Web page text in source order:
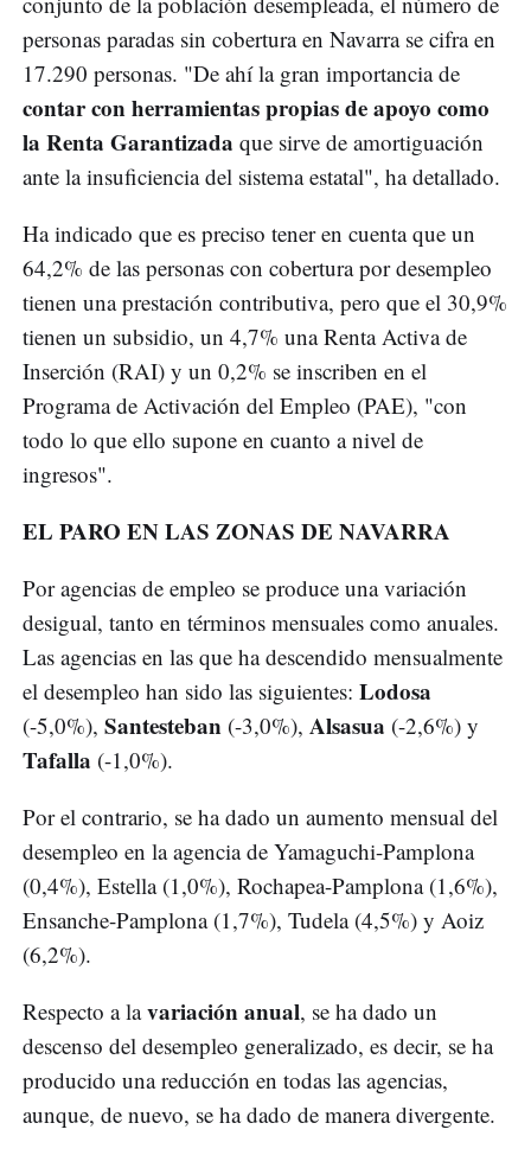
personas paradas sin cobertura en Navarra se cifra en
17.290 personas. "De ahí la gran importancia de
contar con herramientas propias de apoyo como
la Renta Garantizada que sirve de amortiguación
ante la insuficiencia del sistema estatal", ha detallado.
Ha indicado que es preciso tener en cuenta que un
64,2% de las personas con cobertura por desempleo
tienen una prestación contributiva, pero que el 30,9%
tienen un subsidio, un 4,7% una Renta Activa de
Inserción (RAI) y un 0,2% se inscriben en el
Programa de Activación del Empleo (PAE), "con
todo lo que ello supone en cuanto a nivel de
ingresos".
EL PARO EN LAS ZONAS DE NAVARRA
Por agencias de empleo se produce una variación
desigual, tanto en términos mensuales como anuales.
Las agencias en las que ha descendido mensualmente
el desempleo han sido las siguientes: Lodosa
(-5,0%), Santesteban (-3,0%), Alsasua (-2,6%) y
Tafalla (-1,0%).
Por el contrario, se ha dado un aumento mensual del
desempleo en la agencia de Yamaguchi-Pamplona
(0,4%), Estella (1,0%), Rochapea-Pamplona (1,6%),
Ensanche-Pamplona (1,7%), Tudela (4,5%) y Aoiz
(6,2%).
Respecto a lavariación anual, se ha dado un
descenso del desempleo generalizado, es decir, se ha
producido una reducción en todas las agencias,
aunque, de nuevo, se ha dado de manera divergente.